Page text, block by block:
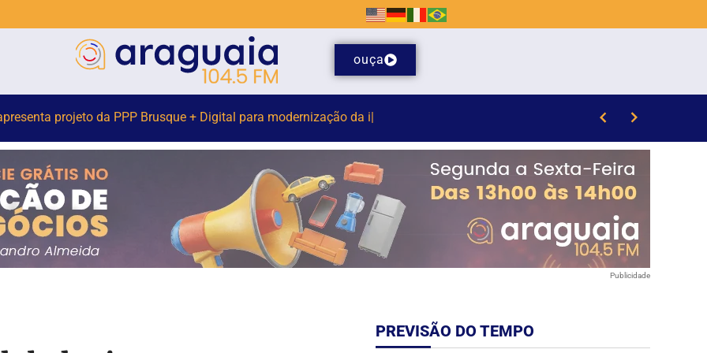
ouça
Arno Carlos Gracher terá interdição nesta sexta-feira (7/8)
Publicidade
PREVISÃO DO TEMPO